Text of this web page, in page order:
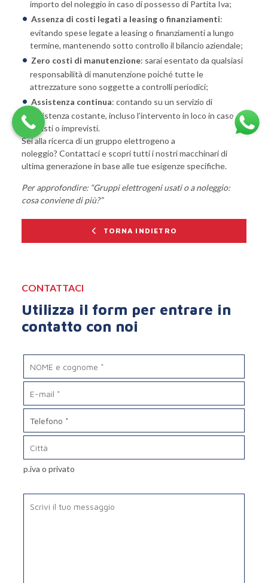
importo del noleggio in caso di possesso di Partita Iva;
Assenza di costi legati a leasing o finanziamenti:
evitando spese legate a leasing o finanziamenti a lungo
termine, mantenendo sotto controllo il bilancio aziendale;
Zero costi di manutenzione: sarai esentato da qualsiasi
responsabilità di manutenzione poiché tutte le
attrezzature sono soggette a controlli periodici;
Assistenza continua: contando su un servizio di
assistenza costante, incluso l’intervento in loco in caso di
guasti o imprevisti.
Sei alla ricerca di un gruppo elettrogeno a
noleggio? Contattaci e scopri tutti i nostri macchinari di
ultima generazione in base alle tue esigenze specifiche.
Per approfondire: “Gruppi elettrogeni usati o a noleggio:
cosa conviene di più?”
TORNA INDIETRO
CONTATTACI
Utilizza il form per entrare in
contatto con noi
p.iva o privato